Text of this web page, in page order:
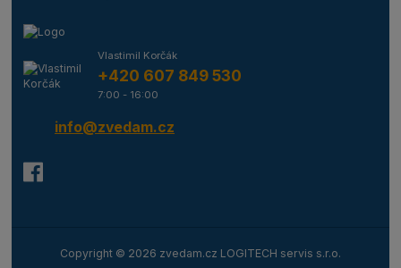
Vlastimil Korčák
+420 607 849 530
7:00 - 16:00
info@zvedam.cz
Copyright © 2026 zvedam.cz LOGITECH servis s.r.o.